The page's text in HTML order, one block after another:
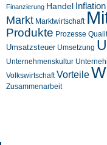
Finanzierung Handel Inflation
Markt Marktwirtschaft
Produkte Prozesse
Umsatzsteuer Umsetzung
Unternehmenskultur
Volkswirtschaft Vorteile
Zusammenarbeit